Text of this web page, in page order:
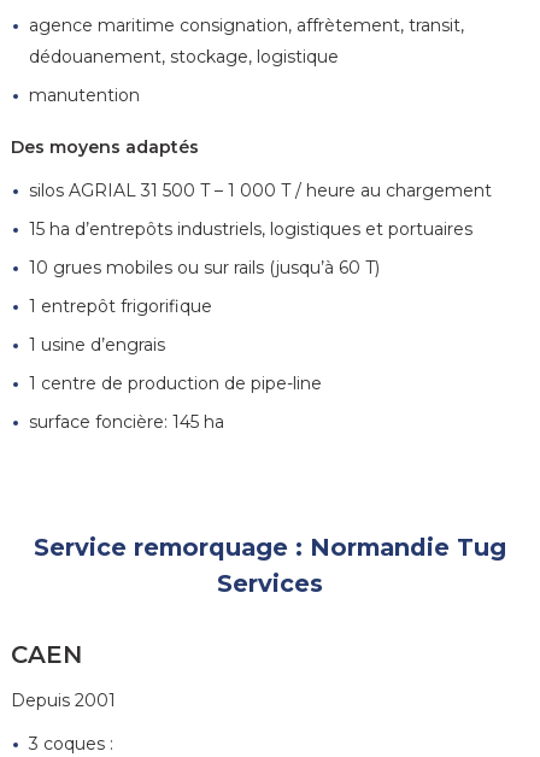
agence maritime consignation, affrètement, transit,
dédouanement, stockage, logistique
manutention
Des moyens adaptés
silos AGRIAL 31 500 T – 1 000 T / heure au chargement
15 ha d’entrepôts industriels, logistiques et portuaires
10 grues mobiles ou sur rails (jusqu’à 60 T)
1 entrepôt frigorifique
1 usine d’engrais
1 centre de production de pipe-line
surface foncière: 145 ha
Service remorquage : Normandie Tug
Services
CAEN
Depuis 2001
3 coques :